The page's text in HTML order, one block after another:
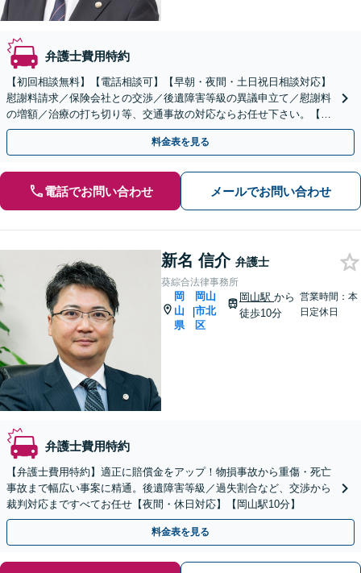
弁護士費用特約
【初回相談無料】【電話相談可】【早朝・夜間・土日祝日相談対応】
慰謝料請求／保険会社との交渉／後遺障害等級の異議申立て／慰謝料
の増額／治療の打ち切り等、交通事故の対応ならお任せ下さい。【交
通事故に強い弁護士】弁護士特約利用可【カード払い可】
料金表を見る
電話でお問い合わせ メールでお問い合わせ
新名 信介 弁護士
葵綜合法律事務所
岡
山
県
|
岡山
市北
区
岡山駅 から
徒歩10分
営業時間：本
日定休日
弁護士費用特約
【弁護士費用特約】適正に賠償金をアップ！物損事故から重傷・死亡
事故まで幅広い事案に精通。後遺障害等級／過失割合など、交渉から
裁判対応まですべてお任せ【夜間・休日対応】【岡山駅10分】
料金表を見る